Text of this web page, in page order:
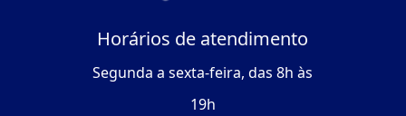
Horários de atendimento
Segunda a sexta-feira, das 8h às
19h